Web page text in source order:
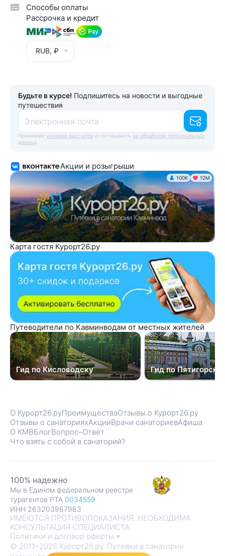
Способы оплаты
Рассрочка и кредит
RUB, ₽
Будьте в курсе! Подпишитесь на новости и выгодные
путешествия
Электронная почта
Принимаю условия рассылки и соглашаюсь на обработку персональных
данных
Акции и розыгрыши
100K 12М
Карта гостя Курорт26.ру
Путеводители по Кавминводам от местных жителей
Гид по Кисловодску Гид по Пятигорску
О Курорт26.руПреимуществаОтзывы о Курорт26.ру
Отзывы о санаторияхАкцииВрачи санаториевАфиша
О КМВБлогВопрос–Ответ
Что взять с собой в санаторий?
ИМЕЮТСЯ ПРОТИВОПОКАЗАНИЯ. НЕОБХОДИМА
КОНСУЛЬТАЦИЯ СПЕЦИАЛИСТА.
Политики и договор оферты
© 2011–2026 Курорт26.ру. Путевки в санатории
100% надежно
Мы в Едином федеральном реестре
турагентов РТА 0034559
ИНН 263203967963